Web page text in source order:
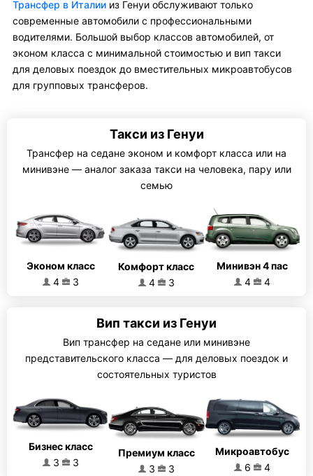
Трансфер в Италии из Генуи обслуживают только
современные автомобили с профессиональными
водителями. Большой выбор классов автомобилей, от
эконом класса с минимальной стоимостью и вип такси
для деловых поездок до вместительных микроавтобусов
для групповых трансферов.
Такси из Генуи
Трансфер на седане эконом и комфорт класса или на
минивэне — аналог заказа такси на человека, пару или
семью
Эконом класс
4
3
Комфорт класс
4
3
Минивэн 4 пас
4
4
Вип такси из Генуи
Вип трансфер на седане или минивэне
представительского класса — для деловых поездок и
состоятельных туристов
Бизнес класс
3
3
Премиум класс
3
3
Микроавтобус
6
4